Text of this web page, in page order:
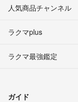
人気商品チャンネル
ラクマplus
ラクマ最強鑑定
ガイド